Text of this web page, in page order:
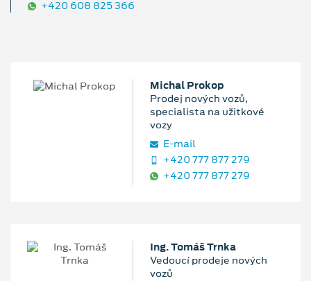
+420 608 825 366
Michal Prokop
Prodej nových vozů,
specialista na užitkové
vozy
E‑mail
+420 777 877 279
+420 777 877 279
Ing. Tomáš Trnka
Vedoucí prodeje nových
vozů